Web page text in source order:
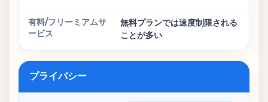
無料プランでは速度制限される
ことが多い
プライバシー